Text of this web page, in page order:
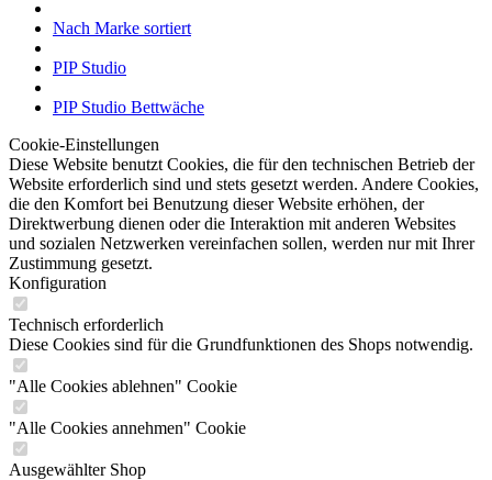
Nach Marke sortiert
PIP Studio
PIP Studio Bettwäche
Cookie-Einstellungen
Diese Website benutzt Cookies, die für den technischen Betrieb der
Website erforderlich sind und stets gesetzt werden. Andere Cookies,
die den Komfort bei Benutzung dieser Website erhöhen, der
Direktwerbung dienen oder die Interaktion mit anderen Websites
und sozialen Netzwerken vereinfachen sollen, werden nur mit Ihrer
Zustimmung gesetzt.
Konfiguration
Technisch erforderlich
Diese Cookies sind für die Grundfunktionen des Shops notwendig.
"Alle Cookies ablehnen" Cookie
"Alle Cookies annehmen" Cookie
Ausgewählter Shop